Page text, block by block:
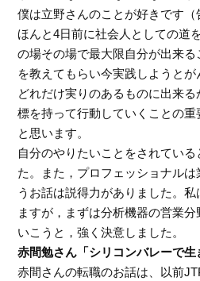
僕は立野さんのことが好きです（
ほんと4日前に社会人としての道
の場その場で最大限自分が出来
を教えてもらい今実践しようと
どれだけ実りのあるものに出来
標を持って行動していくことの
と思います。
自分のやりたいことをされてい
た。また，プロフェッショナル
うお話は説得力がありました。
ますが，まずは分析機器の営業
いこうと，強く決意しました。
赤間勉さん「シリコンバレーで生
赤間さんの転職のお話は、以前